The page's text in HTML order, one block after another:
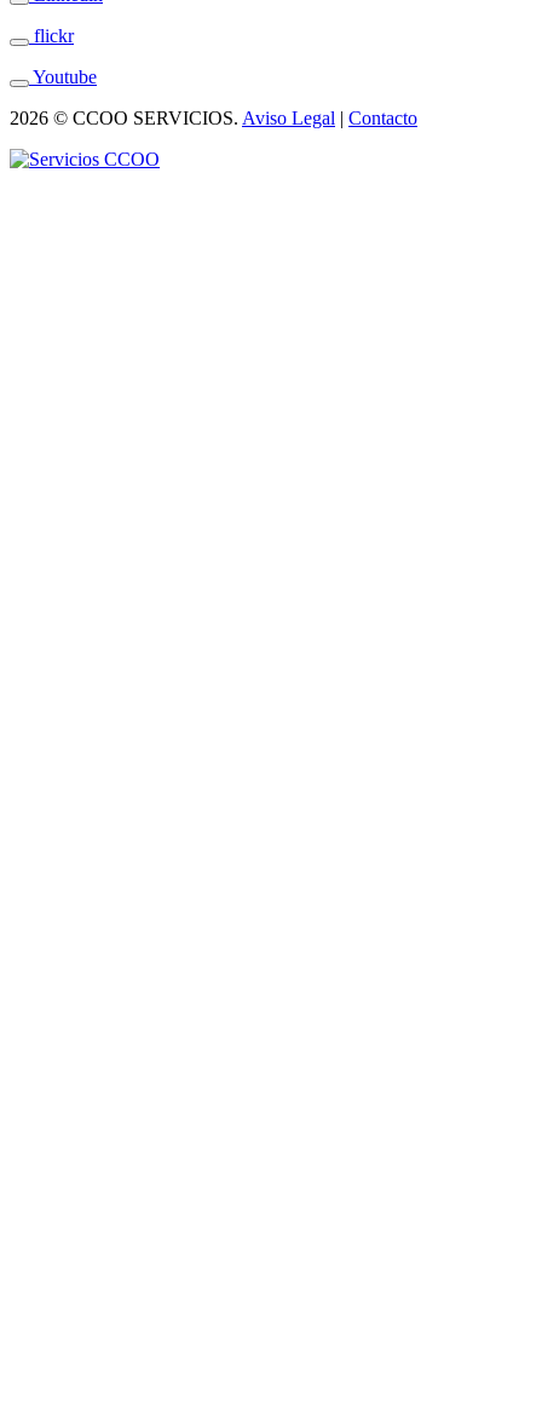
flickr
Youtube
2026 © CCOO SERVICIOS. Aviso Legal | Contacto